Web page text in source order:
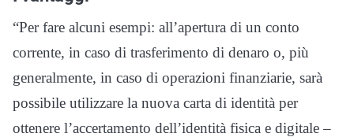
“Per fare alcuni esempi: all’apertura di un conto
corrente, in caso di trasferimento di denaro o, più
generalmente, in caso di operazioni finanziarie, sarà
possibile utilizzare la nuova carta di identità per
ottenere l’accertamento dell’identità fisica e digitale –